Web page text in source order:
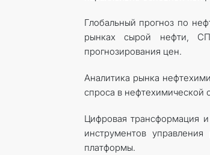
Глобальный прогноз по
рынках сырой нефти,
прогнозирования цен.
Аналитика рынка
спроса в нефтехимической
Цифровая трансформация
инструментов
платформы.